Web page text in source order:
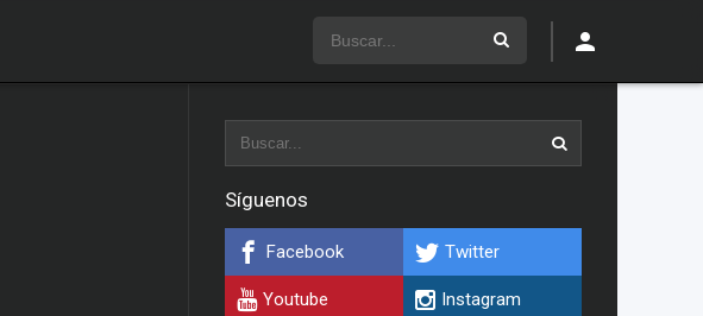
Síguenos
Facebook Twitter
Youtube Instagram